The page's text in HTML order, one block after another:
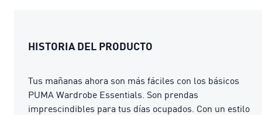
HISTORIA DEL PRODUCTO
Tus mañanas ahora son más fáciles con los básicos
PUMA Wardrobe Essentials. Son prendas
imprescindibles para tus días ocupados. Con un estilo